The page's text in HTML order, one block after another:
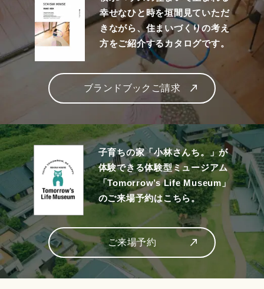
幸せなひと時を垣間見ていただ
きながら、住まいづくりの考え
方をご紹介するカタログです。
ブランドブックご請求
子育ちの家「小林さんち。」が
体験できる体験型ミュージアム
「Tomorrow’s Life Museum」
のご来場予約はこちら。
ご来場予約